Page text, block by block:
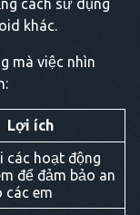
cách sử dụng
khác.
mà việc nhìn
Lợi ích
các hoạt động
để đảm bảo an
các em